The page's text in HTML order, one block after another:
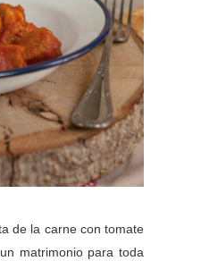
de la carne con tomate
matrimonio para toda